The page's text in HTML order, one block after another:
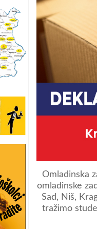
Omladinska
omladinske
Sad, Niš,
tražimo